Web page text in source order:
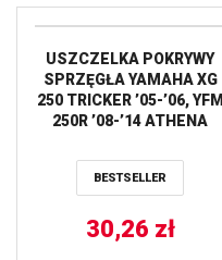
USZCZELKA POKRYWY
SPRZĘGŁA YAMAHA XG
250 TRICKER ’05-’06, YFM
250R ’08-’14 ATHENA
BESTSELLER
30,26 zł